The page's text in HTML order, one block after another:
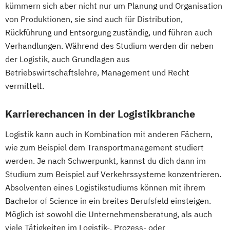
Beratung und Personalentwicklung
Eventmanagement Facility Management
Finance
Accounting und Taxation (DE/EN)
Finanzmanagement
Finanzmanagement für Bankkaufleute
Gartenbau
General Management
Gesundheits- und Pflegepädagogik
Gesundheitsmanagement
Gesundheitspsychologie
Gesundheitspädagogik
Gesundheitsökonomie
Growth Hacking
Growth Hacking (DE/EN)
Growth Hacking for Entrepreneurs (DE/EN)
Informationsdesign
Interaction Design
International Industrial Management
International Supply Management
Journalismus und Public Relations (PR)
Lebensmittel: Produkt- und
Logopädie Luftfahrt / Aviation
Management internationaler
Geschäftsprozesse
Massenspektrometrie und molekulare
Analytik
Media Design
Medienkompetenz und Digital Literacy
Werkstoffwissenschaft
kümmern sich aber nicht nur um Planung und Organisation
von Produktionen, sie sind auch für Distribution,
Rückführung und Entsorgung zuständig, und führen auch
Verhandlungen. Während des Studium werden dir neben
der Logistik, auch Grundlagen aus
Betriebswirtschaftslehre, Management und Recht
vermittelt.
Karrierechancen in der Logistikbranche
Logistik kann auch in Kombination mit anderen Fächern,
wie zum Beispiel dem Transportmanagement studiert
werden. Je nach Schwerpunkt, kannst du dich dann im
Studium zum Beispiel auf Verkehrssysteme konzentrieren.
Absolventen eines Logistikstudiums können mit ihrem
Bachelor of Science in ein breites Berufsfeld einsteigen.
Möglich ist sowohl die Unternehmensberatung, als auch
viele Tätigkeiten im Logistik-, Prozess- oder